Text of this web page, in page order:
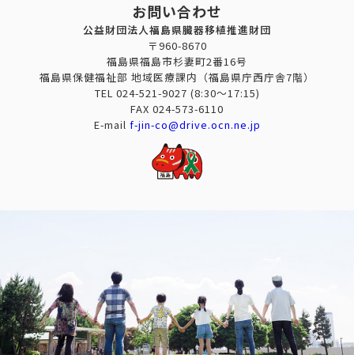
お問い合わせ
公益財団法人福島県臓器移植推進財団
〒960-8670
福島県福島市杉妻町2番16号
福島県保健福祉部 地域医療課内（福島県庁西庁舎7階）
TEL 024-521-9027 (8:30～17:15)
FAX 024-573-6110
E-mail f-jin-co@drive.ocn.ne.jp